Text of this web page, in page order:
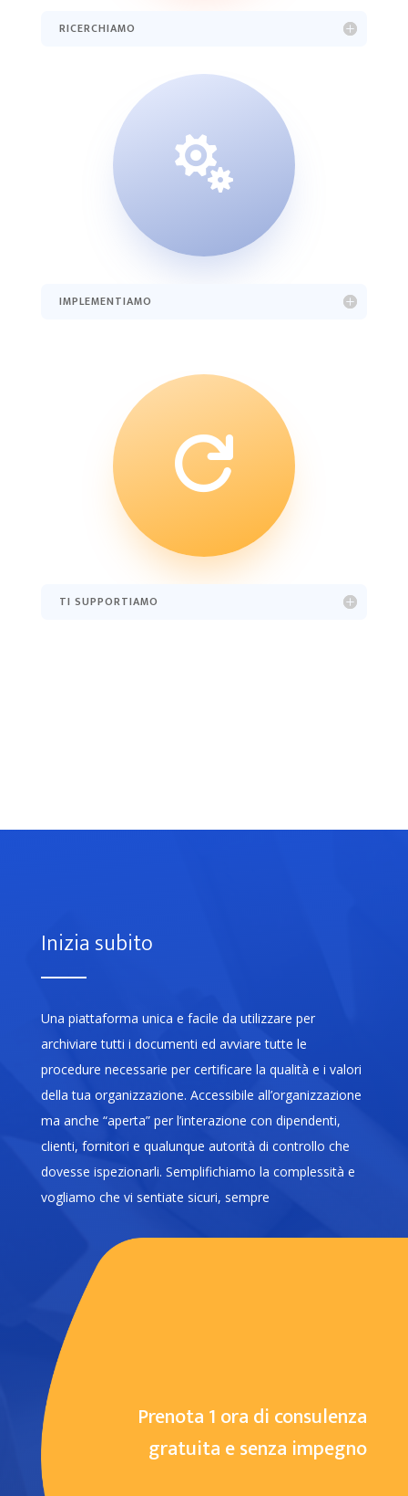
RICERCHIAMO

IMPLEMENTIAMO

TI SUPPORTIAMO
Inizia subito
Una piattaforma unica e facile da utilizzare per
archiviare tutti i documenti ed avviare tutte le
procedure necessarie per certificare la qualità e i valori
della tua organizzazione. Accessibile all’organizzazione
ma anche “aperta” per l’interazione con dipendenti,
clienti, fornitori e qualunque autorità di controllo che
dovesse ispezionarli. Semplifichiamo la complessità e
vogliamo che vi sentiate sicuri, sempre
Prenota 1 ora di consulenza
gratuita e senza impegno